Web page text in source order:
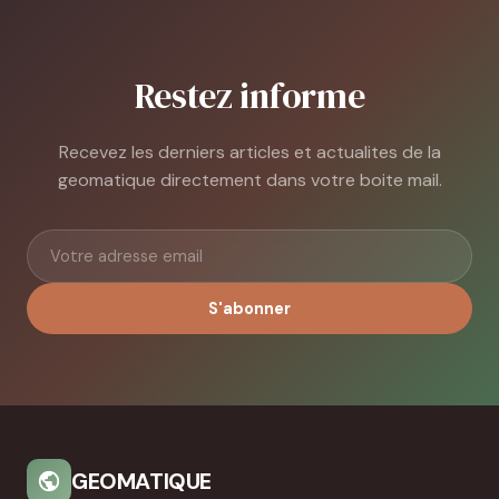
Restez informe
Recevez les derniers articles et actualites de la
geomatique directement dans votre boite mail.
S'abonner
GEOMATIQUE